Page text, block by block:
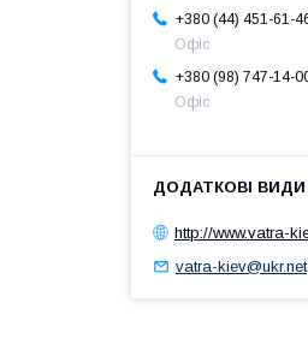
+380 (44) 451-61-
Офіс
+380 (98) 747-14-
Офіс
http://www.vatra-
vatra-kiev@ukr.net